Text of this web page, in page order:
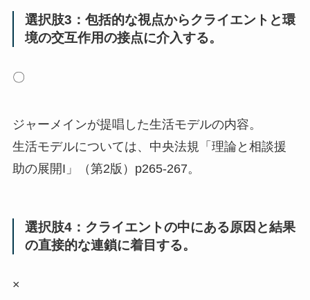
選択肢3：包括的な視点からクライエントと環
境の交互作用の接点に介入する。
〇
ジャーメインが提唱した生活モデルの内容。
生活モデルについては、中央法規「理論と相談援
助の展開I」（第2版）p265-267。
選択肢4：クライエントの中にある原因と結果
の直接的な連鎖に着目する。
×